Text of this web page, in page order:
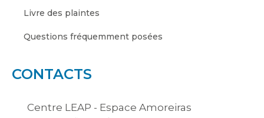
Livre des plaintes
Questions fréquemment posées
CONTACTS
Centre LEAP - Espace Amoreiras